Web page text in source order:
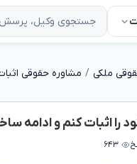
ملکی مشاوره حقوقی
را اثبات کنم و ادامه
۶۴۳